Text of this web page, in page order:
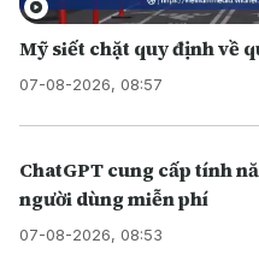
Mỹ siết chặt quy định về
07-08-2026, 08:57
ChatGPT cung cấp tính
người dùng miễn phí
07-08-2026, 08:53